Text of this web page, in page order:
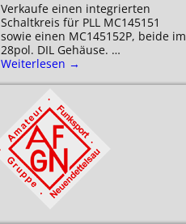
Verkaufe einen integrierten
Schaltkreis für PLL MC145151
sowie einen MC145152P, beide im
28pol. DIL Gehäuse. …
Weiterlesen →